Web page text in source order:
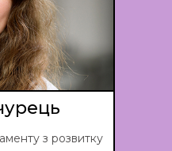
з розвитку